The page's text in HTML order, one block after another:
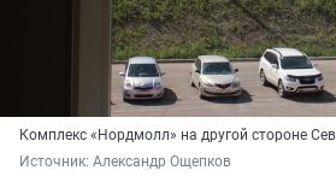
Комплекс «Нордмолл» на другой стороне
Источник: Александр Ощепков